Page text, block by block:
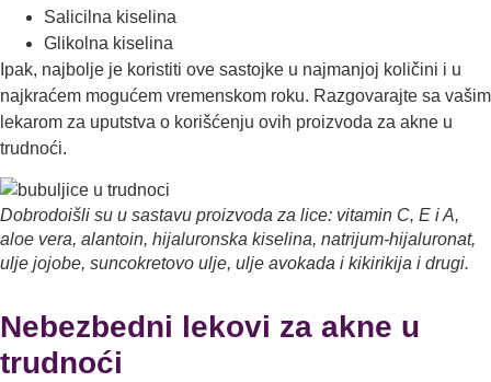
Salicilna kiselina
Glikolna kiselina
Ipak, najbolјe je koristiti ove sastojke u najmanjoj količini i u
najkraćem mogućem vremenskom roku. Razgovarajte sa vašim
lekarom za uputstva o korišćenju ovih proizvoda za akne u
trudnoći.
Dobrodoišli su u sastavu proizvoda za lice: vitamin C, E i A,
aloe vera, alantoin, hijaluronska kiselina, natrijum-hijaluronat,
ulje jojobe, suncokretovo ulje, ulje avokada i kikirikija i drugi.
Nebezbedni lekovi za akne u
trudnoći